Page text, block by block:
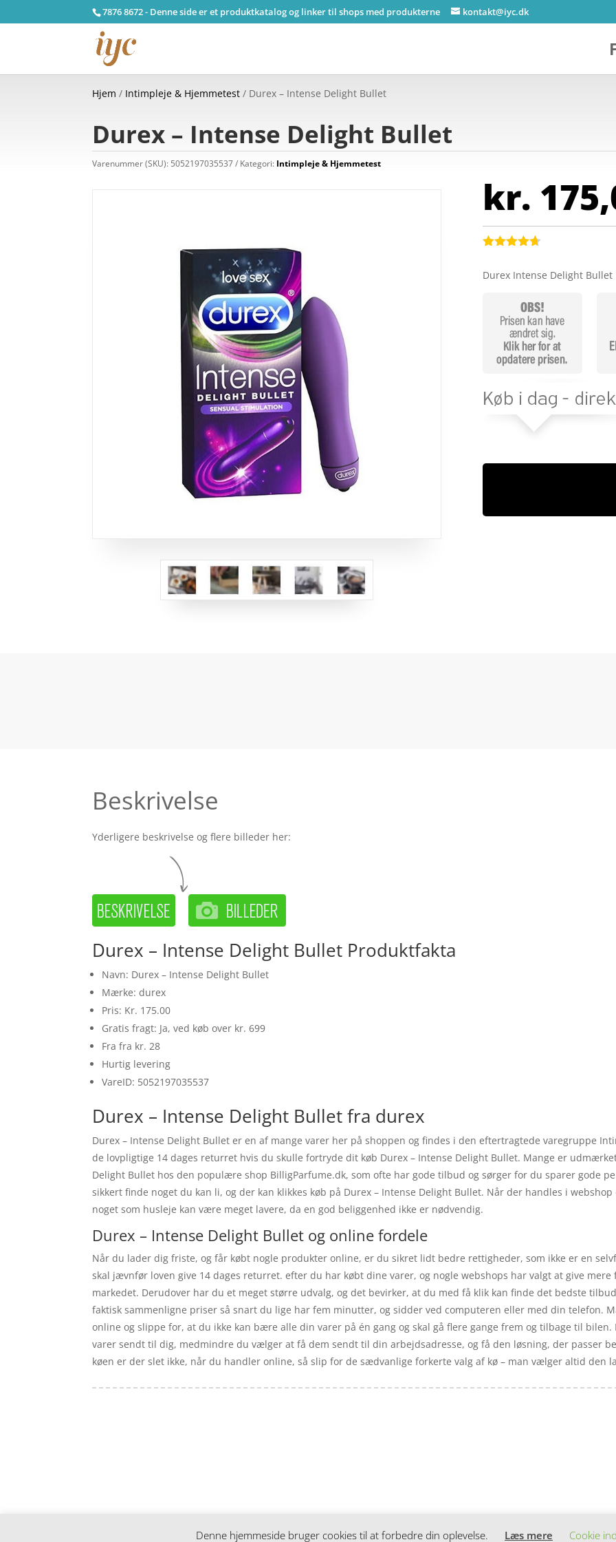
7876 8672 - Denne side er et produktkatalog og linker til shops med produkterne kontakt@iyc.dk
Hjem / Intimpleje & Hjemmetest / Durex – Intense Delight Bullet
Durex – Intense Delight Bullet
Varenummer (SKU): 5052197035537 Kategori: Intimpleje & Hjemmetest
kr.
ud af 5
kundebedø
mmelser
Durex Intense Delight
Beskrivelse
Yderligere beskrivelse og flere billeder her:
Durex – Intense Delight Bullet Produktfakta
Navn: Durex – Intense Delight Bullet
Mærke: durex
Pris: Kr. 175.00
Gratis fragt: Ja, ved køb over kr. 699
Fra fra kr. 28
Hurtig levering
VareID: 5052197035537
Durex – Intense Delight Bullet fra durex
Durex – Intense Delight Bullet er en af mange varer her på shoppen og findes i den eftertragtede varegruppe
de lovpligtige 14 dages returret hvis du skulle fortryde dit køb Durex – Intense Delight Bullet. Mange er
Delight Bullet hos den populære shop BilligParfume.dk, som ofte har gode tilbud og sørger for du sparer gode
sikkert finde noget du kan li, og der kan klikkes køb på Durex – Intense Delight Bullet. Når der handles i
noget som husleje kan være meget lavere, da en god beliggenhed ikke er nødvendig.
Durex – Intense Delight Bullet og online fordele
Når du lader dig friste, og får købt nogle produkter online, er du sikret lidt bedre rettigheder, som ikke er en
skal jævnfør loven give 14 dages returret. efter du har købt dine varer, og nogle webshops har valgt at give
markedet. Derudover har du et meget større udvalg, og det bevirker, at du med få klik kan finde det bedste
faktisk sammenligne priser så snart du lige har fem minutter, og sidder ved computeren eller med din telefon.
online og slippe for, at du ikke kan bære alle din varer på én gang og skal gå flere gange frem og tilbage til
varer sendt til dig, medmindre du vælger at få dem sendt til din arbejdsadresse, og få den løsning, der passer
køen er der slet ikke, når du handler online, så slip for de sædvanlige forkerte valg af kø – man vælger altid den
Denne hjemmeside bruger cookies til at forbedre din oplevelse. Læs mere Cookie